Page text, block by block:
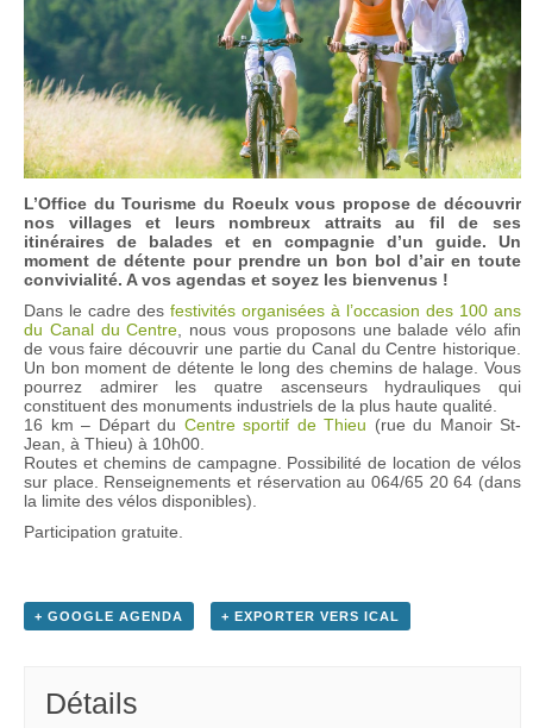
L’Office du Tourisme du Roeulx vous propose de découvrir
nos villages et leurs nombreux attraits au fil de ses
itinéraires de balades et en compagnie d’un guide. Un
moment de détente pour prendre un bon bol d’air en toute
convivialité. A vos agendas et soyez les bienvenus !
Dans le cadre des festivités organisées à l’occasion des 100 ans
du Canal du Centre , nous vous proposons une balade vélo afin
de vous faire découvrir une partie du Canal du Centre historique.
Un bon moment de détente le long des chemins de halage. Vous
pourrez admirer les quatre ascenseurs hydrauliques qui
constituent des monuments industriels de la plus haute qualité.
16 km – Départ du Centre sportif de Thieu (rue du Manoir St-
Jean, à Thieu) à 10h00.
Routes et chemins de campagne. Possibilité de location de vélos
sur place. Renseignements et réservation au 064/65 20 64 (dans
la limite des vélos disponibles).
Participation gratuite.
+ GOOGLE AGENDA + EXPORTER VERS ICAL
Détails